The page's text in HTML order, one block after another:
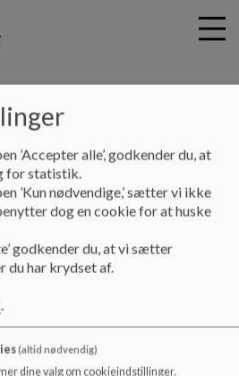
del af
Ta’ Pulsen-projekt arbejdet med at
ved højt engagement, øget
’Accepter alle’, godkender du, at
for statistik.
’Kun nødvendige,’ sætter vi ikke
dog en cookie for at huske
godkender du, at vi sætter
du har krydset af.
.
(altid nødvendig)
dine valg om cookieindstillinger.